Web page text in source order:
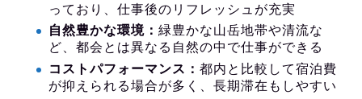
っており、仕事後のリフレッシュが充実
自然豊かな環境： 緑豊かな山岳地帯や清流な
ど、都会とは異なる自然の中で仕事ができる
コストパフォーマンス： 都内と比較して宿泊費
が抑えられる場合が多く、長期滞在もしやすい